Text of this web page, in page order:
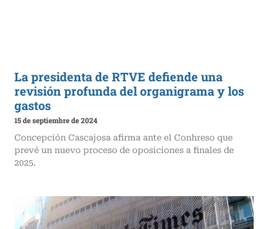
La presidenta de RTVE defiende una
revisión profunda del organigrama y los
gastos
15 de septiembre de 2024
Concepción Cascajosa afirma ante el Conhreso que
prevé un nuevo proceso de oposiciones a finales de
2025.